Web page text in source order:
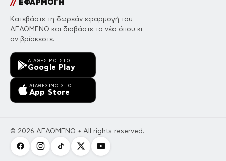
//ΕΦΑΡΜΟΓΗ
Κατεβάστε τη δωρεάν εφαρμογή του
ΔΕΔΟΜΕΝΟ και διαβάστε τα νέα όπου κι
αν βρίσκεστε.
ΔΙΑΘΈΣΙΜΟ ΣΤΟ
Google Play
ΔΙΑΘΈΣΙΜΟ ΣΤΟ
App Store
© 2026 ΔΕΔΟΜΕΝΟ • All rights reserved.